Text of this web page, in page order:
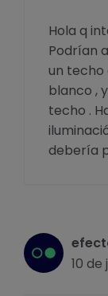
Hola q
Podrían
un techo
blanco ,
techo .
debería
10 de